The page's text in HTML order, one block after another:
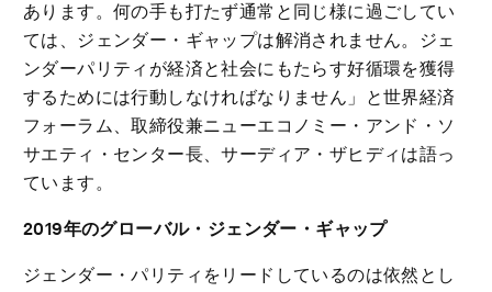
あります。何の手も打たず通常と同じ様に過ごしてい
ては、ジェンダー・ギャップは解消されません。ジェ
ンダーパリティが経済と社会にもたらす好循環を獲得
するためには行動しなければなりません」と世界経済
フォーラム、取締役兼ニューエコノミー・アンド・ソ
サエティ・センター長、サーディア・ザヒディは語っ
ています。
2019年のグローバル・ジェンダー・ギャップ
ジェンダー・パリティをリードしているのは依然とし